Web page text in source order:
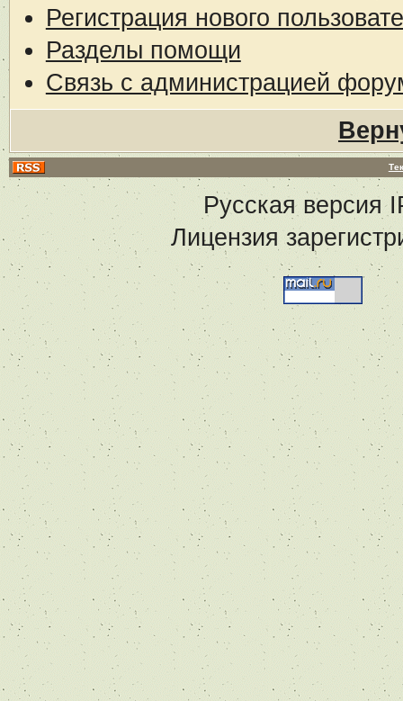
Регистрация нового
Разделы помощи
Связь с администрацией
Русская версия
Лицензия